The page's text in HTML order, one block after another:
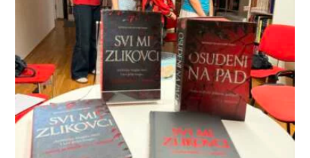
ODJELI
DOKUMENTI
KONTAKT